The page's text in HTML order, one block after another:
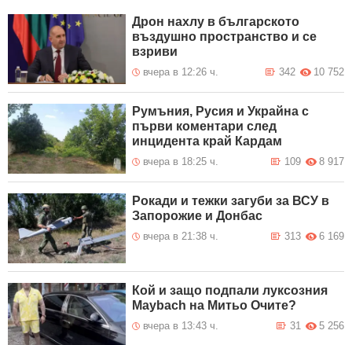
Дрон нахлу в българското
въздушно пространство и се
взриви
вчера в 12:26 ч. 10 752
342
Румъния, Русия и Украйна с
първи коментари след
инцидента край Кардам
вчера в 18:25 ч. 8 917
109
Рокади и тежки загуби за ВСУ в
Запорожие и Донбас
вчера в 21:38 ч. 6 169
313
Кой и защо подпали луксозния
Maybach на Митьо Очите?
вчера в 13:43 ч. 5 256
31